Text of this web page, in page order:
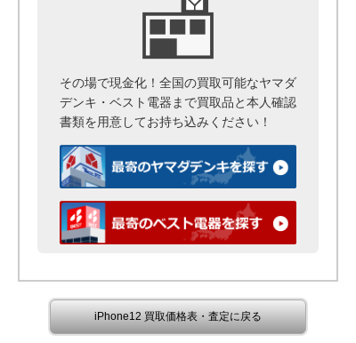
その場で現金化！全国の買取可能なヤマダ
デンキ・ベスト電器まで買取品と本人確認
書類を用意してお持ち込みください！
iPhone12 買取価格表・査定に戻る